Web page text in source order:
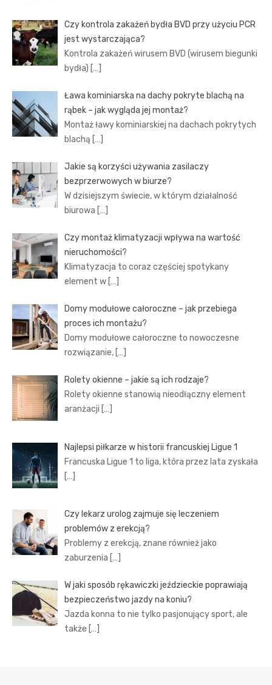
Czy kontrola zakażeń bydła BVD przy użyciu PCR
jest wystarczająca?
Kontrola zakażeń wirusem BVD (wirusem biegunki
bydła) […]
Ława kominiarska na dachy pokryte blachą na
rąbek – jak wygląda jej montaż?
Montaż ławy kominiarskiej na dachach pokrytych
blachą […]
Jakie są korzyści używania zasilaczy
bezprzerwowych w biurze?
W dzisiejszym świecie, w którym działalność
biurowa […]
Czy montaż klimatyzacji wpływa na wartość
nieruchomości?
Klimatyzacja to coraz częściej spotykany
element w […]
Domy modułowe całoroczne – jak przebiega
proces ich montażu?
Domy modułowe całoroczne to nowoczesne
rozwiązanie, […]
Rolety okienne – jakie są ich rodzaje?
Rolety okienne stanowią nieodłączny element
aranżacji […]
Najlepsi piłkarze w historii francuskiej Ligue 1
Francuska Ligue 1 to liga, która przez lata zyskała
[…]
Czy lekarz urolog zajmuje się leczeniem
problemów z erekcją?
Problemy z erekcją, znane również jako
zaburzenia […]
W jaki sposób rękawiczki jeździeckie poprawiają
bezpieczeństwo jazdy na koniu?
Jazda konna to nie tylko pasjonujący sport, ale
także […]